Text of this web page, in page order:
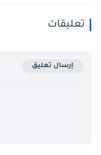
تعليقات
إرسال تعليق